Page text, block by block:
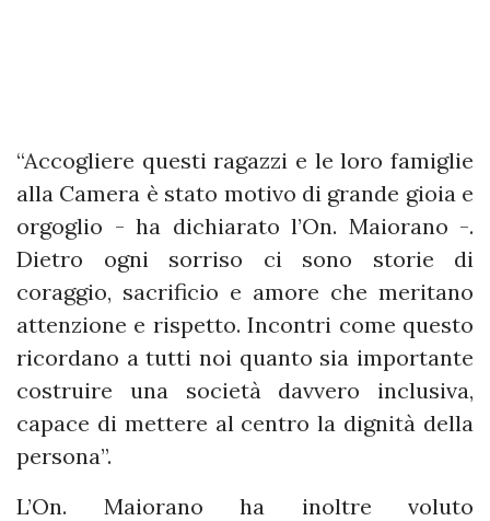
“Accogliere questi ragazzi e le loro famiglie
alla Camera è stato motivo di grande gioia e
orgoglio - ha dichiarato l’On. Maiorano -.
Dietro ogni sorriso ci sono storie di
coraggio, sacrificio e amore che meritano
attenzione e rispetto. Incontri come questo
ricordano a tutti noi quanto sia importante
costruire una società davvero inclusiva,
capace di mettere al centro la dignità della
persona”.
L’On. Maiorano ha inoltre voluto